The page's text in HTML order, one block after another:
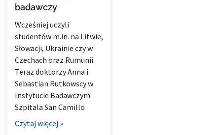
badawczy
Wcześniej uczyli
studentów m.in. na Litwie,
Słowacji, Ukrainie czy w
Czechach oraz Rumunii.
Teraz doktorzy Anna i
Sebastian Rutkowscy w
Instytucie Badawczym
Szpitala San Camillo
Czytaj więcej »